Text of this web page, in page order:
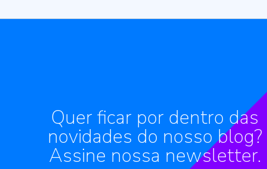
Quer ficar por dentro das
novidades do nosso blog?
Assine nossa newsletter.